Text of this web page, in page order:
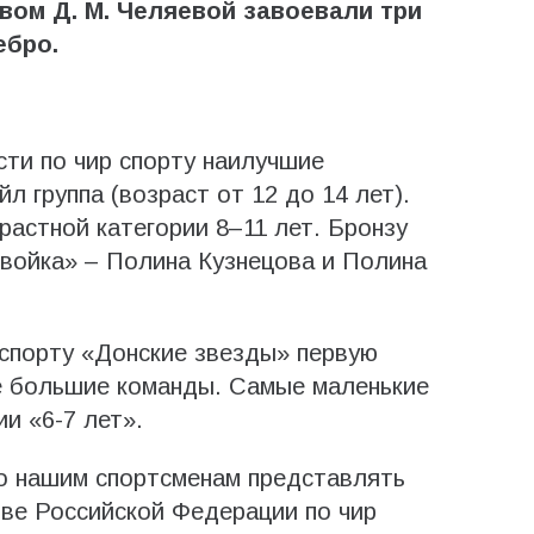
Д. М. Челяевой завоевали три
по чир спорту наилучшие
группа (возраст от 12 до 14 лет).
категории 8–11 лет. Бронзу
– Полина Кузнецова и Полина
«Донские звезды» первую
большие команды. Самые маленькие
«6-7 лет».
спортсменам представлять
Российской Федерации по чир